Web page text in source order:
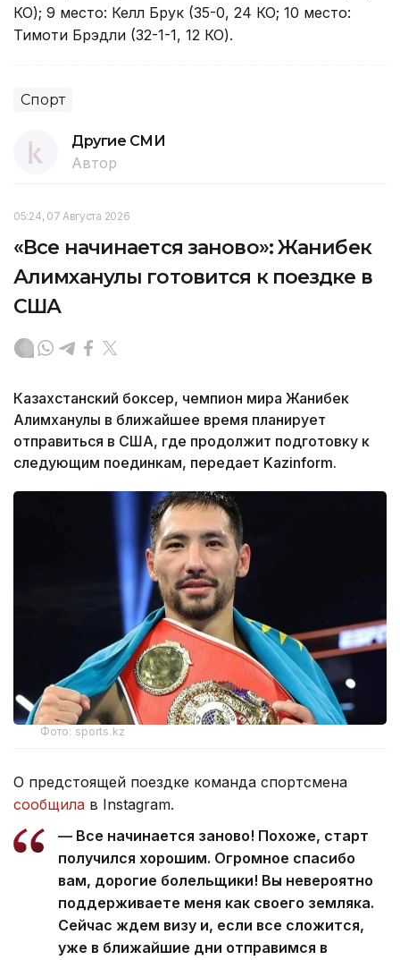
КО); 9 место: Келл Брук (35-0, 24 КО; 10 место:
Тимоти Брэдли (32-1-1, 12 КО).
Спорт
Другие СМИ
Автор
05:24, 07 Августа 2026
«Все начинается заново»: Жанибек
Алимханулы готовится к поездке в
США
Казахстанский боксер, чемпион мира Жанибек
Алимханулы в ближайшее время планирует
отправиться в США, где продолжит подготовку к
следующим поединкам, передает Kazinform.
Фото: sports.kz
О предстоящей поездке команда спортсмена
сообщила в Instagram.
— Все начинается заново! Похоже, старт
получился хорошим. Огромное спасибо
вам, дорогие болельщики! Вы невероятно
поддерживаете меня как своего земляка.
Сейчас ждем визу и, если все сложится,
уже в ближайшие дни отправимся в